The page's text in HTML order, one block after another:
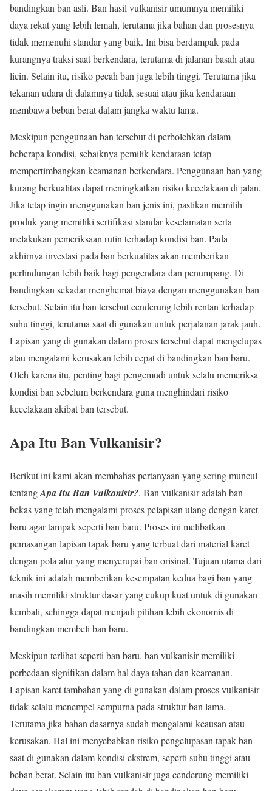
bandingkan ban asli. Ban hasil vulkanisir umumnya memiliki
daya rekat yang lebih lemah, terutama jika bahan dan prosesnya
tidak memenuhi standar yang baik. Ini bisa berdampak pada
kurangnya traksi saat berkendara, terutama di jalanan basah atau
licin. Selain itu, risiko pecah ban juga lebih tinggi. Terutama jika
tekanan udara di dalamnya tidak sesuai atau jika kendaraan
membawa beban berat dalam jangka waktu lama.
Meskipun penggunaan ban tersebut di perbolehkan dalam
beberapa kondisi, sebaiknya pemilik kendaraan tetap
mempertimbangkan keamanan berkendara. Penggunaan ban yang
kurang berkualitas dapat meningkatkan risiko kecelakaan di jalan.
Jika tetap ingin menggunakan ban jenis ini, pastikan memilih
produk yang memiliki sertifikasi standar keselamatan serta
melakukan pemeriksaan rutin terhadap kondisi ban. Pada
akhirnya investasi pada ban berkualitas akan memberikan
perlindungan lebih baik bagi pengendara dan penumpang. Di
bandingkan sekadar menghemat biaya dengan menggunakan ban
tersebut. Selain itu ban tersebut cenderung lebih rentan terhadap
suhu tinggi, terutama saat di gunakan untuk perjalanan jarak jauh.
Lapisan yang di gunakan dalam proses tersebut dapat mengelupas
atau mengalami kerusakan lebih cepat di bandingkan ban baru.
Oleh karena itu, penting bagi pengemudi untuk selalu memeriksa
kondisi ban sebelum berkendara guna menghindari risiko
kecelakaan akibat ban tersebut.
Apa Itu Ban Vulkanisir?
Berikut ini kami akan membahas pertanyaan yang sering muncul
tentangApa Itu Ban Vulkanisir?. Ban vulkanisir adalah ban
bekas yang telah mengalami proses pelapisan ulang dengan karet
baru agar tampak seperti ban baru. Proses ini melibatkan
pemasangan lapisan tapak baru yang terbuat dari material karet
dengan pola alur yang menyerupai ban orisinal. Tujuan utama dari
teknik ini adalah memberikan kesempatan kedua bagi ban yang
masih memiliki struktur dasar yang cukup kuat untuk di gunakan
kembali, sehingga dapat menjadi pilihan lebih ekonomis di
bandingkan membeli ban baru.
Meskipun terlihat seperti ban baru, ban vulkanisir memiliki
perbedaan signifikan dalam hal daya tahan dan keamanan.
Lapisan karet tambahan yang di gunakan dalam proses vulkanisir
tidak selalu menempel sempurna pada struktur ban lama.
Terutama jika bahan dasarnya sudah mengalami keausan atau
kerusakan. Hal ini menyebabkan risiko pengelupasan tapak ban
saat di gunakan dalam kondisi ekstrem, seperti suhu tinggi atau
beban berat. Selain itu ban vulkanisir juga cenderung memiliki